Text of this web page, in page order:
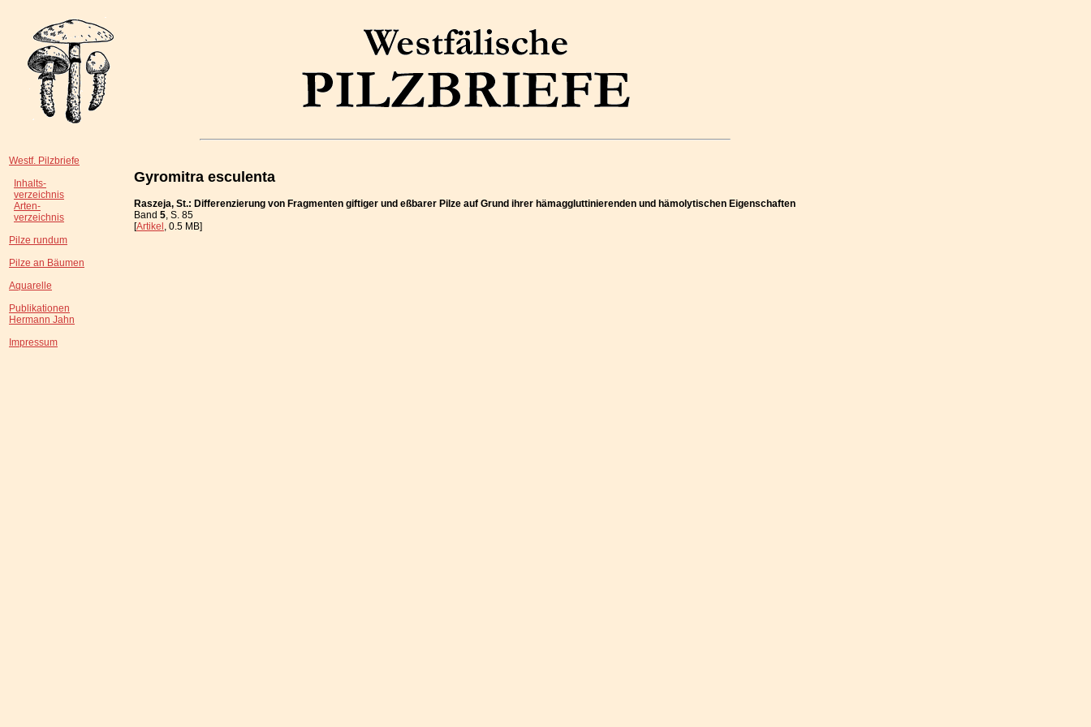
Westf. Pilzbriefe
Inhalts-
verzeichnis
Arten-
verzeichnis
Pilze rundum
Pilze an Bäumen
Aquarelle
Publikationen
Hermann Jahn
Impressum
Gyromitra esculenta
Raszeja, St.: Differenzierung von Fragmenten giftiger und eßbarer Pilze auf Grund ihrer hämaggluttinierenden und hämolytischen Eigenschaften
Band 5, S. 85
[Artikel, 0.5 MB]